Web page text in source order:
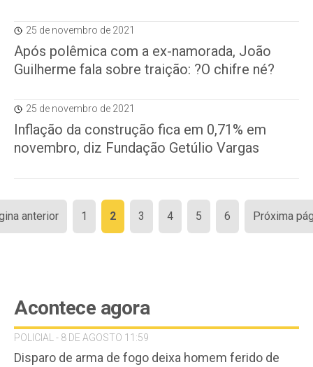
25 de novembro de 2021
Após polêmica com a ex-namorada, João
Guilherme fala sobre traição: ?O chifre né?
25 de novembro de 2021
Inflação da construção fica em 0,71% em
novembro, diz Fundação Getúlio Vargas
Paginação
de
anterior 1 2 3 4 5 6 Próxima
Acontece agora
POLICIAL - 8 DE AGOSTO 11:59
Disparo de arma de fogo deixa homem ferido de